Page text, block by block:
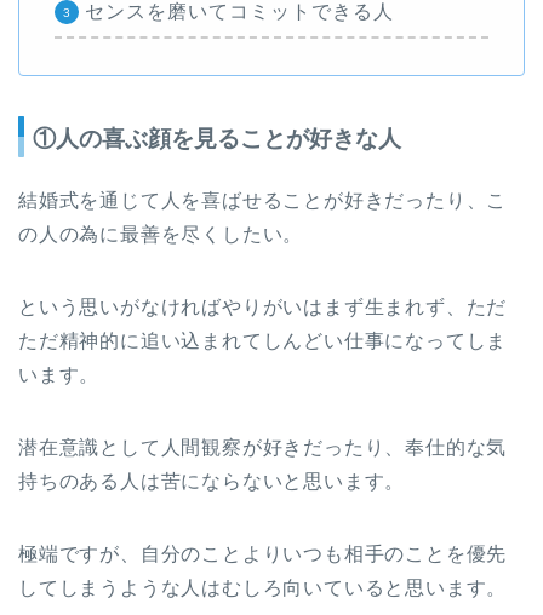
センスを磨いてコミットできる人
①人の喜ぶ顔を見ることが好きな人
結婚式を通じて人を喜ばせることが好きだったり、こ
の人の為に最善を尽くしたい。
という思いがなければやりがいはまず生まれず、ただ
ただ精神的に追い込まれてしんどい仕事になってしま
います。
潜在意識として人間観察が好きだったり、奉仕的な気
持ちのある人は苦にならないと思います。
極端ですが、自分のことよりいつも相手のことを優先
してしまうような人はむしろ向いていると思います。